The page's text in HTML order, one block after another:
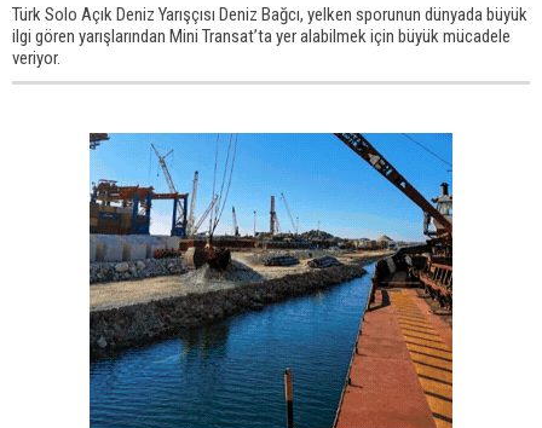
Türk Solo Açık Deniz Yarışçısı Deniz Bağcı, yelken sporunun dünyada büyük
ilgi gören yarışlarından Mini Transat’ta yer alabilmek için büyük mücadele
veriyor.